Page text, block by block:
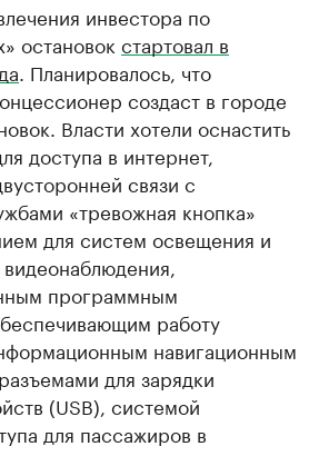
инвестора по
остановок стартовал в
. Планировалось, что
создаст в городе
Власти хотели оснастить
доступа в интернет,
связи с
«тревожная кнопка»
для систем освещения и
программным
работу
навигационным
для зарядки
(USB), системой
для пассажиров в